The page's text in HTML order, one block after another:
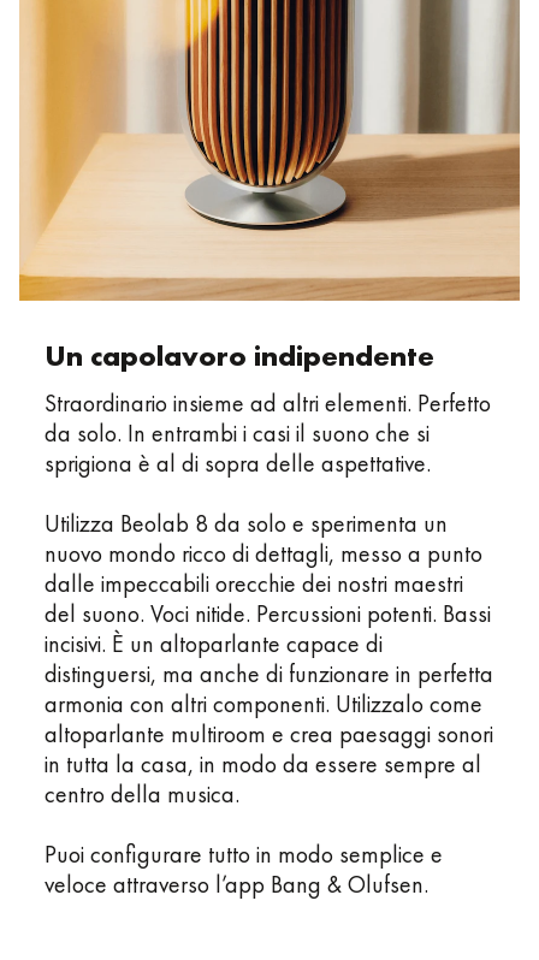
Un capolavoro indipendente
Straordinario insieme ad altri elementi. Perfetto
da solo. In entrambi i casi il suono che si
sprigiona è al di sopra delle aspettative.
Utilizza Beolab 8 da solo e sperimenta un
nuovo mondo ricco di dettagli, messo a punto
dalle impeccabili orecchie dei nostri maestri
del suono. Voci nitide. Percussioni potenti. Bassi
incisivi. È un altoparlante capace di
distinguersi, ma anche di funzionare in perfetta
armonia con altri componenti. Utilizzalo come
altoparlante multiroom e crea paesaggi sonori
in tutta la casa, in modo da essere sempre al
centro della musica.
Puoi configurare tutto in modo semplice e
veloce attraverso l’app Bang & Olufsen.